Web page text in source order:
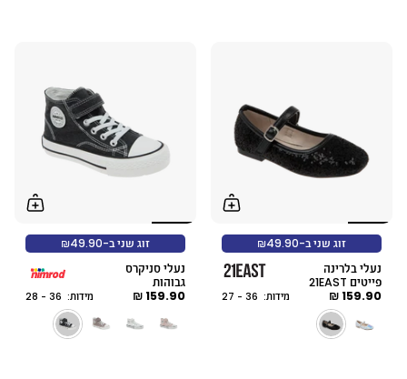
זוג שני ב-₪49.90
נעלי בלרינה
פייטים 21EAST
159.90 ₪
מידות: 36 - 27
זוג שני ב-₪49.90
נעלי סניקרס
גבוהות
159.90 ₪
מידות: 36 - 28